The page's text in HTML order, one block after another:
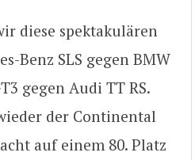
diese spektakulären
Benz SLS gegen BMW
gegen Audi TT RS.
der Continental
auf einem 80. Platz